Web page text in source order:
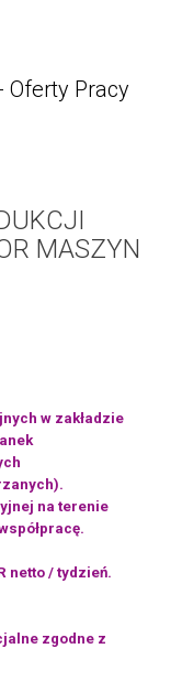
Oferty Pracy
MASZYN
w zakładzie
na terenie
netto / tydzień.
zgodne z